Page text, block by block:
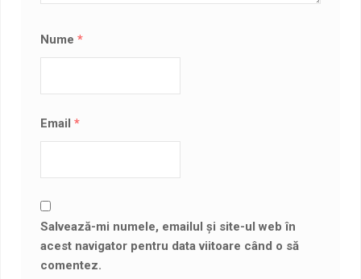
Nume*
Email*
Salvează-mi numele, emailul și site-ul web în
acest navigator pentru data viitoare când o să
comentez.